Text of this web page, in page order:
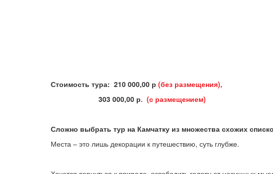
Стоимость тура: 210 000,00 р (без размещения),
303 000,00 р. (с размещением)
Сложно выбрать тур на Камчатку из множества схожих
Места – это лишь декорации к путешествию, суть глубже.